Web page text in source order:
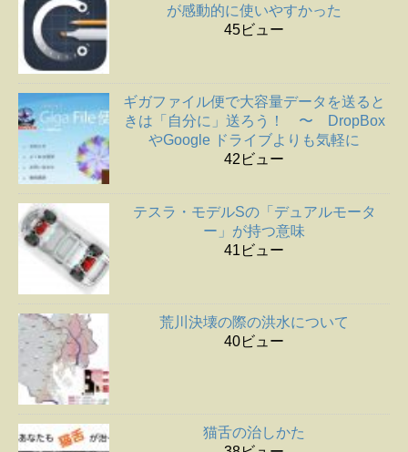
が感動的に使いやすかった
45ビュー
ギガファイル便で大容量データを送ると
きは「自分に」送ろう！ 〜 DropBox
やGoogle ドライブよりも気軽に
42ビュー
テスラ・モデルSの「デュアルモータ
ー」が持つ意味
41ビュー
荒川決壊の際の洪水について
40ビュー
猫舌の治しかた